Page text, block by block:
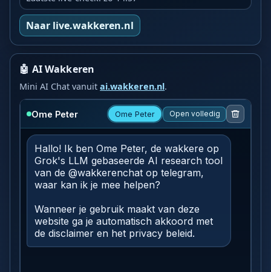
Naar live.wakkeren.nl
🤖 AI Wakkeren
Mini AI Chat vanuitai.wakkeren.nl.